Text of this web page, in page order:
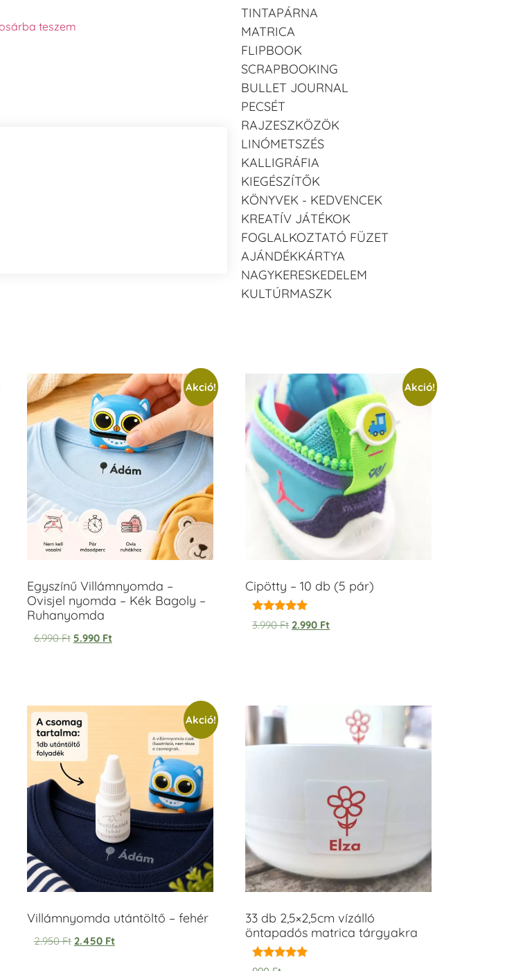
teszem
TINTAPÁRNA
MATRICA
FLIPBOOK
SCRAPBOOKING
BULLET JOURNAL
PECSÉT
RAJZESZKÖZÖK
LINÓMETSZÉS
KALLIGRÁFIA
KIEGÉSZÍTŐK
KÖNYVEK - KEDVENCEK
KREATÍV JÁTÉKOK
FOGLALKOZTATÓ FÜZET
AJÁNDÉKKÁRTYA
NAGYKERESKEDELEM
KULTÚRMASZK
Akció!
Egyszínű Villámnyomda –
Ovisjel nyomda – Kék Bagoly –
Ruhanyomda
6.990Ft 5.990 Ft
Akció!
Cipötty – 10 db (5 pár)
Értékelés:
5.00
3.990Ft 2.990 Ft
Akció!
Villámnyomda utántöltő – fehér
2.950Ft 2.450 Ft
33 db 2,5×2,5cm vízálló
öntapadós matrica tárgyakra
Értékelés: